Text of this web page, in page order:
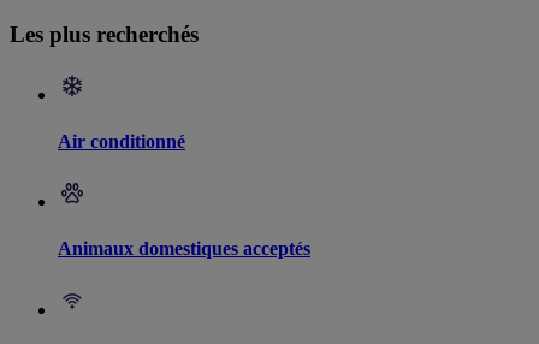
Les plus recherchés
Air conditionné
Animaux domestiques acceptés